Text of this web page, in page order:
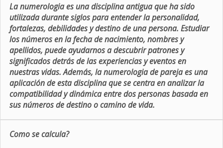
La numerologia es una disciplina antigua que ha sido
utilizada durante siglos para entender la personalidad,
fortalezas, debilidades y destino de una persona. Estudiar
los números en la fecha de nacimiento, nombres y
apellidos, puede ayudarnos a descubrir patrones y
significados detrás de las experiencias y eventos en
nuestras vidas. Además, la numerologia de pareja es una
aplicación de esta disciplina que se centra en analizar la
compatibilidad y dinámica entre dos personas basada en
sus números de destino o camino de vida.
Como se calcula?